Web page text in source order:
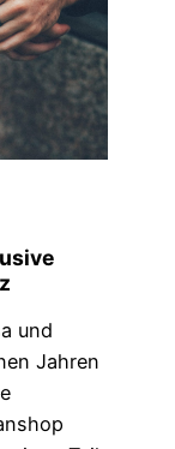
und
Jahren